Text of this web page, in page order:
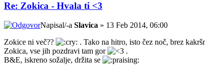
Re: Zokica - Hvala ti <3
Napisal/-a Slavica » 13 Feb 2014, 06:00
Zokice ni več??
. Tako na hitro, isto čez noč, brez
Zokica, vse jih pozdravi tam gor
.
B&E, iskreno sožalje, držita se